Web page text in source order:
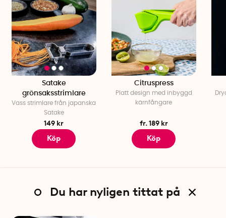
Satake
grönsaksstrimlare
Vass strimlare från japanska
Satake
149 kr
Köp
Citruspress
Platt design med inbyggd
kärnfångare
fr. 189 kr
Köp
Du har nyligen tittat på